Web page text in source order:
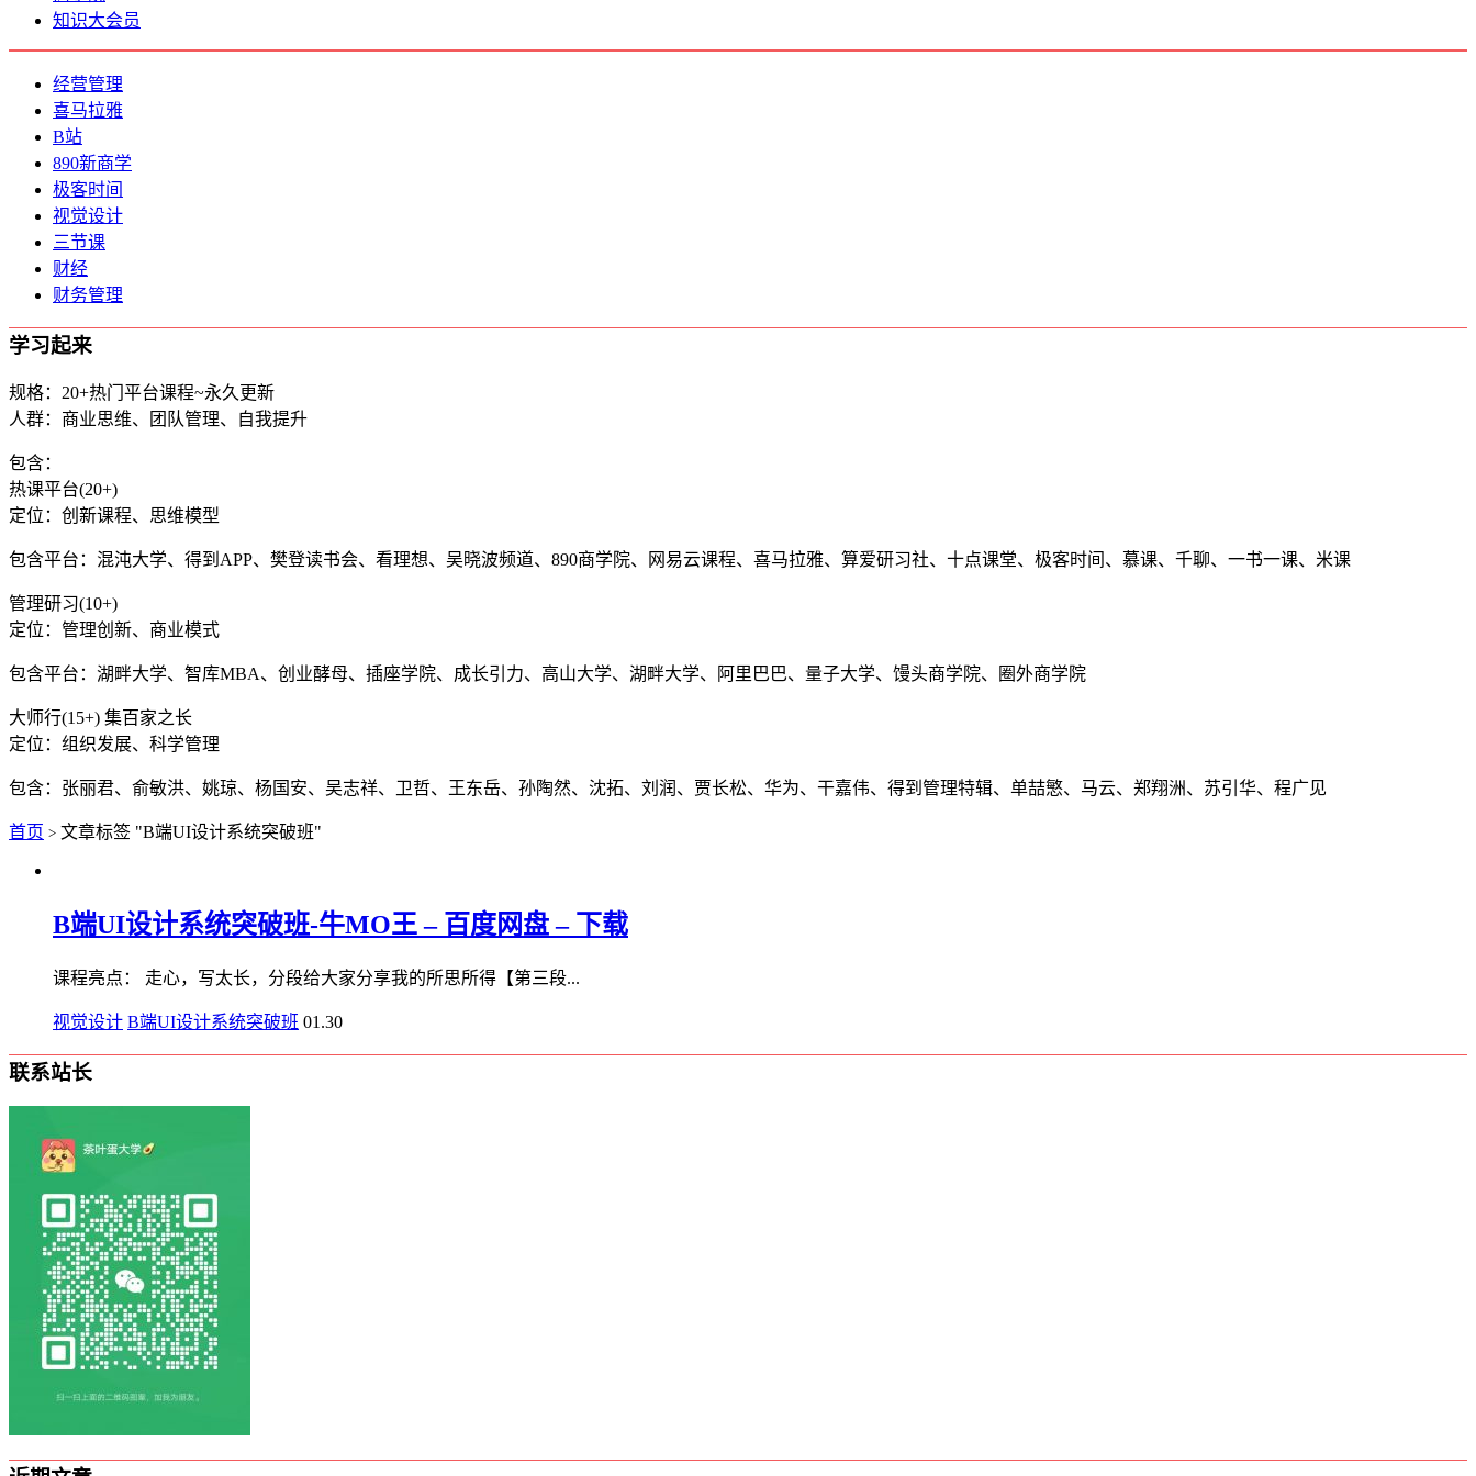
知识大会员
经营管理
喜马拉雅
B站
890新商学
极客时间
视觉设计
三节课
财经
财务管理
学习起来
规格：20+热门平台课程~永久更新
人群：商业思维、团队管理、自我提升
包含：
热课平台(20+)
定位：创新课程、思维模型
包含平台：混沌大学、得到APP、樊登读书会、看理想、吴晓波频道、890商学院、网易云课程、喜马拉雅、算爱研习社、十点课堂、极客时间、慕课、千聊、一书一课、米课
管理研习(10+)
定位：管理创新、商业模式
包含平台：湖畔大学、智库MBA、创业酵母、插座学院、成长引力、高山大学、湖畔大学、阿里巴巴、量子大学、馒头商学院、圈外商学院
大师行(15+) 集百家之长
定位：组织发展、科学管理
包含：张丽君、俞敏洪、姚琼、杨国安、吴志祥、卫哲、王东岳、孙陶然、沈拓、刘润、贾长松、华为、干嘉伟、得到管理特辑、单喆慜、马云、郑翔洲、苏引华、程广见
首页 > 文章标签 "B端UI设计系统突破班"
B端UI设计系统突破班-牛MO王 – 百度网盘 – 下载
课程亮点： 走心，写太长，分段给大家分享我的所思所得【第三段...
视觉设计 B端UI设计系统突破班 01.30
联系站长